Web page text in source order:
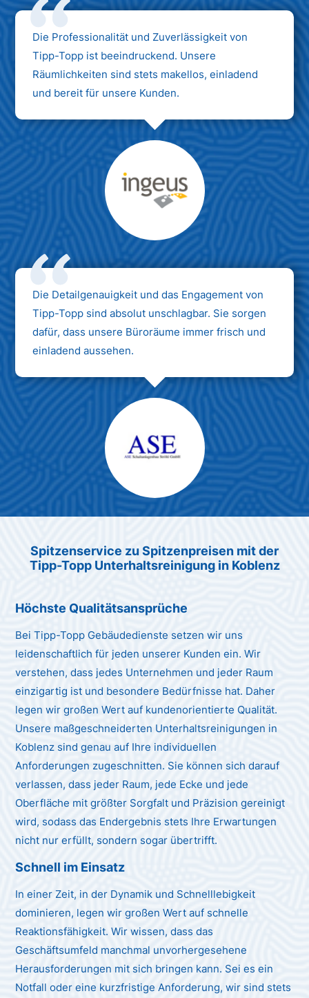
Unternehmen AG
Die Professionalität und Zuverlässigkeit von
Tipp-Topp ist beeindruckend. Unsere
Räumlichkeiten sind stets makellos, einladend
und bereit für unsere Kunden.
Max Mustermann
Unternehmen AG
Die Detailgenauigkeit und das Engagement von
Tipp-Topp sind absolut unschlagbar. Sie sorgen
dafür, dass unsere Büroräume immer frisch und
einladend aussehen.
Max Mustermann
Spitzenservice zu Spitzenpreisen mit der
Tipp-Topp Unterhaltsreinigung in Koblenz
Höchste Qualitätsansprüche
Bei Tipp-Topp Gebäudedienste setzen wir uns
leidenschaftlich für jeden unserer Kunden ein. Wir
verstehen, dass jedes Unternehmen und jeder Raum
einzigartig ist und besondere Bedürfnisse hat. Daher
legen wir großen Wert auf kundenorientierte Qualität.
Unsere maßgeschneiderten Unterhaltsreinigungen in
Koblenz sind genau auf Ihre individuellen
Anforderungen zugeschnitten. Sie können sich darauf
verlassen, dass jeder Raum, jede Ecke und jede
Oberfläche mit größter Sorgfalt und Präzision gereinigt
wird, sodass das Endergebnis stets Ihre Erwartungen
nicht nur erfüllt, sondern sogar übertrifft.
Schnell im Einsatz
In einer Zeit, in der Dynamik und Schnelllebigkeit
dominieren, legen wir großen Wert auf schnelle
Reaktionsfähigkeit. Wir wissen, dass das
Geschäftsumfeld manchmal unvorhergesehene
Herausforderungen mit sich bringen kann. Sei es ein
Notfall oder eine kurzfristige Anforderung, wir sind stets